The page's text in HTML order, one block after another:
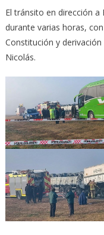
El tránsito en dirección
durante varias horas,
Constitución y
Nicolás.